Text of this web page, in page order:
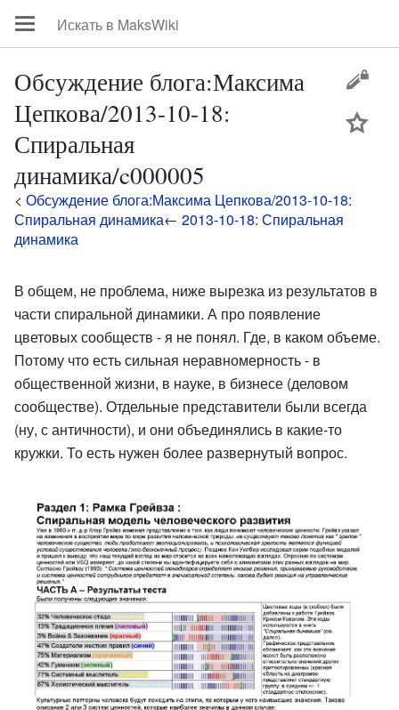
Обсуждение блога:Максима
Цепкова/2013-10-18:
Спиральная
динамика/c000005
< Обсуждение блога:Максима Цепкова/2013-10-18:
Спиральная динамика← 2013-10-18: Спиральная
динамика
В общем, не проблема, ниже вырезка из результатов в
части спиральной динамики. А про появление
цветовых сообществ - я не понял. Где, в каком объеме.
Потому что есть сильная неравномерность - в
общественной жизни, в науке, в бизнесе (деловом
сообществе). Отдельные представители были всегда
(ну, с античности), и они объединялись в какие-то
кружки. То есть нужен более развернутый вопрос.